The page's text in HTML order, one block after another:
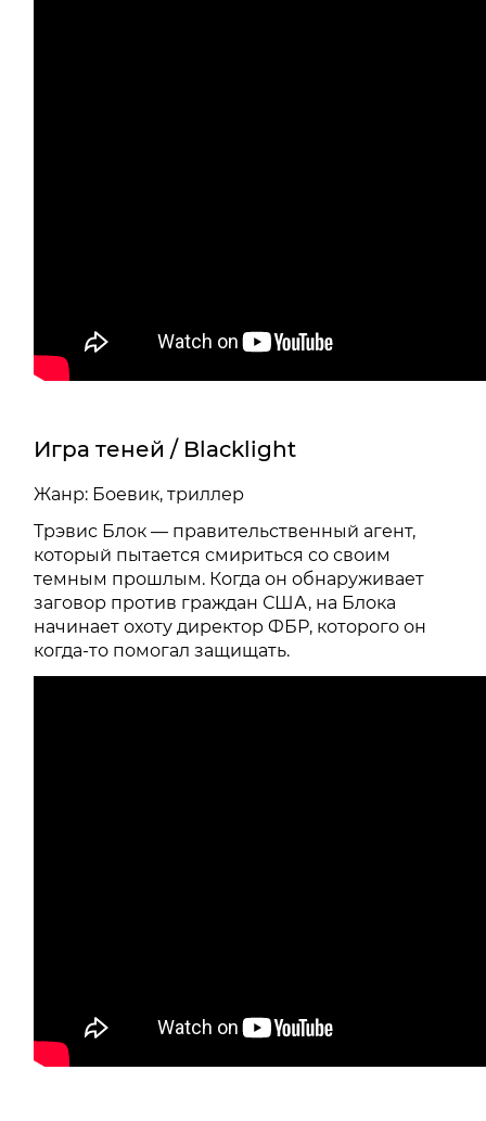
Игра теней / Blacklight
Жанр: Боевик, триллер
Трэвис Блок — правительственный агент,
который пытается смириться со своим
темным прошлым. Когда он обнаруживает
заговор против граждан США, на Блока
начинает охоту директор ФБР, которого он
когда-то помогал защищать.